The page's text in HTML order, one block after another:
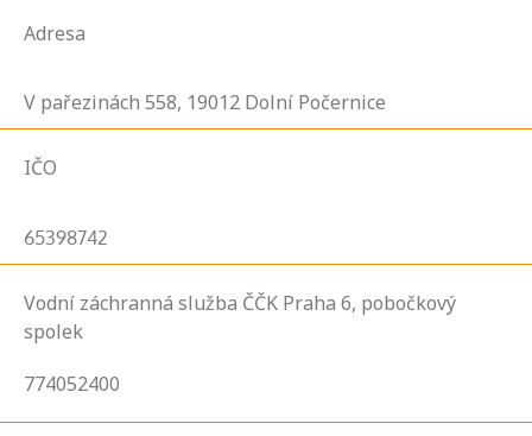
Adresa
V pařezinách 558, 19012 Dolní Počernice
IČO
65398742
Vodní záchranná služba ČČK Praha 6, pobočkový
spolek
774052400